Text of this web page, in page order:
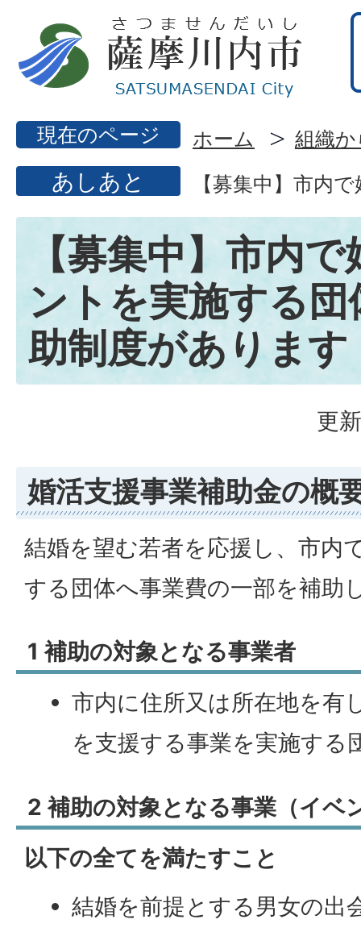
現在のページ ホーム 組織
あしあと 【募集中】市内
【募集中】市内
ントを実施する
助制度があります
更
婚活支援事業補助金の概
結婚を望む若者を応援し、市内
する団体へ事業費の一部を補助
1 補助の対象となる事業者
市内に住所又は所在地を有
を支援する事業を実施する
2 補助の対象となる事業（イベ
以下の全てを満たすこと
結婚を前提とする男女の出